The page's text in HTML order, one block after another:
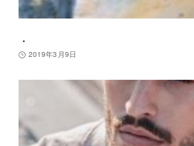
．
2019年3月9日